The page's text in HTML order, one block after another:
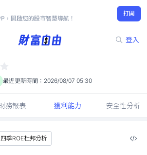
，開啟您的股市智慧導航！
打開
登入
22.35
-0.89%
最近更新時間： 2026/08/07 05:30
務報表 獲利能力 安全性分析
季ROE杜邦分析